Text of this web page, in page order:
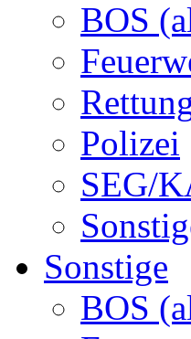
BOS
Polizei
SEG/
Sonstige
BOS